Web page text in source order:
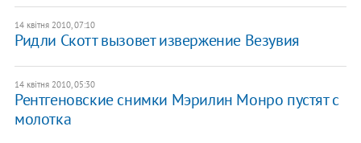
14 квітня 2010, 07:10
Ридли Скотт вызовет извержение Везувия
14 квітня 2010, 05:30
Рентгеновские снимки Мэрилин Монро пустят с
молотка